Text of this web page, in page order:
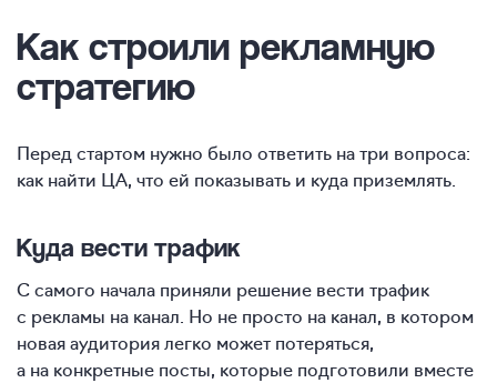
Как строили рекламную
стратегию
Перед стартом нужно было ответить на три вопроса:
как найти ЦА, что ей показывать и куда приземлять.
Куда вести трафик
С самого начала приняли решение вести трафик
с рекламы на канал. Но не просто на канал, в котором
новая аудитория легко может потеряться,
а на конкретные посты, которые подготовили вместе